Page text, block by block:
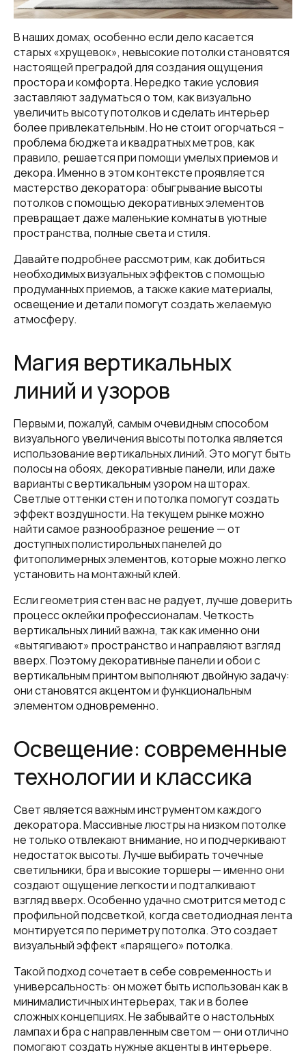
В наших домах, особенно если дело касается
старых «хрущевок», невысокие потолки становятся
настоящей преградой для создания ощущения
простора и комфорта. Нередко такие условия
заставляют задуматься о том, как визуально
увеличить высоту потолков и сделать интерьер
более привлекательным. Но не стоит огорчаться –
проблема бюджета и квадратных метров, как
правило, решается при помощи умелых приемов и
декора. Именно в этом контексте проявляется
мастерство декоратора: обыгрывание высоты
потолков с помощью декоративных элементов
превращает даже маленькие комнаты в уютные
пространства, полные света и стиля.
Давайте подробнее рассмотрим, как добиться
необходимых визуальных эффектов с помощью
продуманных приемов, а также какие материалы,
освещение и детали помогут создать желаемую
атмосферу.
Магия вертикальных
линий и узоров
Первым и, пожалуй, самым очевидным способом
визуального увеличения высоты потолка является
использование вертикальных линий. Это могут быть
полосы на обоях, декоративные панели, или даже
варианты с вертикальным узором на шторах.
Светлые оттенки стен и потолка помогут создать
эффект воздушности. На текущем рынке можно
найти самое разнообразное решение — от
доступных полистирольных панелей до
фитополимерных элементов, которые можно легко
установить на монтажный клей.
Если геометрия стен вас не радует, лучше доверить
процесс оклейки профессионалам. Четкость
вертикальных линий важна, так как именно они
«вытягивают» пространство и направляют взгляд
вверх. Поэтому декоративные панели и обои с
вертикальным принтом выполняют двойную задачу:
они становятся акцентом и функциональным
элементом одновременно.
Освещение: современные
технологии и классика
Свет является важным инструментом каждого
декоратора. Массивные люстры на низком потолке
не только отвлекают внимание, но и подчеркивают
недостаток высоты. Лучше выбирать точечные
светильники, бра и высокие торшеры — именно они
создают ощущение легкости и подталкивают
взгляд вверх. Особенно удачно смотрится метод с
профильной подсветкой, когда светодиодная лента
монтируется по периметру потолка. Это создает
визуальный эффект «парящего» потолка.
Такой подход сочетает в себе современность и
универсальность: он может быть использован как в
минималистичных интерьерах, так и в более
сложных концепциях. Не забывайте о настольных
лампах и бра с направленным светом — они отлично
помогают создать нужные акценты в интерьере.